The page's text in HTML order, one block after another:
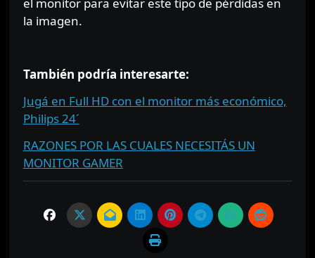
la imagen.
También podría interesarte:
Jugá en Full HD con el monitor más económico,
Philips 24´
RAZONES POR LAS CUALES NECESITÁS UN
MONITOR GAMER